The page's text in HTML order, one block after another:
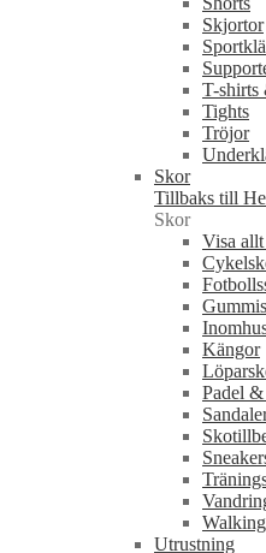
Skjortor
T-shirts
Tights
Tröjor
Skor
Tillbaks till
Skor
Visa
Kängor
Padel
Utrustning